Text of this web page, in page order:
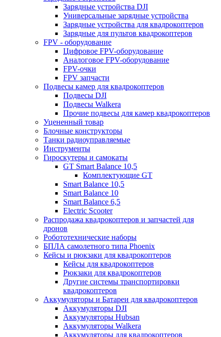
Зарядные устройства DJI
Универсальные зарядные устройства
Зарядные устройства для квадрокоптеров
Зарядные для пультов квадрокоптеров
FPV - оборудование
Цифровое FPV-оборудование
Аналоговое FPV-оборудование
FPV-очки
FPV запчасти
Подвесы камер для квадрокоптеров
Подвесы DJI
Подвесы Walkera
Прочие подвесы для камер квадрокоптеров
Уцененный товар
Блочные конструкторы
Танки радиоуправляемые
Инструменты
Гироскутеры и самокаты
GT Smart Balance 10,5
Комплектующие GT
Smart Balance 10,5
Smart Balance 10
Smart Balance 6,5
Electric Scooter
Распродажа квадрокоптеров и запчастей для
дронов
Робототехнические наборы
БПЛА самолетного типа Phoenix
Кейсы и рюкзаки для квадрокоптеров
Кейсы для квадрокоптеров
Рюкзаки для квадрокоптеров
Другие системы транспортировки
квадрокоптеров
Аккумуляторы и Батареи для квадрокоптеров
Аккумуляторы DJI
Аккумуляторы Hubsan
Аккумуляторы Walkera
Аккумуляторы для квадрокоптеров